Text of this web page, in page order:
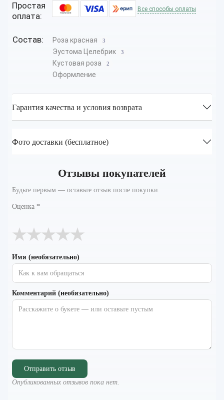
Простая
оплата:
Все способы оплаты
Состав: Роза красная 3
Эустома Целебрик 3
Кустовая роза 2
Оформление
Гарантия качества и условия возврата
Фото доставки (бесплатное)
Отзывы покупателей
Будьте первым — оставьте отзыв после покупки.
Оценка *
★
★
★
★
★
Имя (необязательно)
Комментарий (необязательно)
Отправить отзыв
Опубликованных отзывов пока нет.